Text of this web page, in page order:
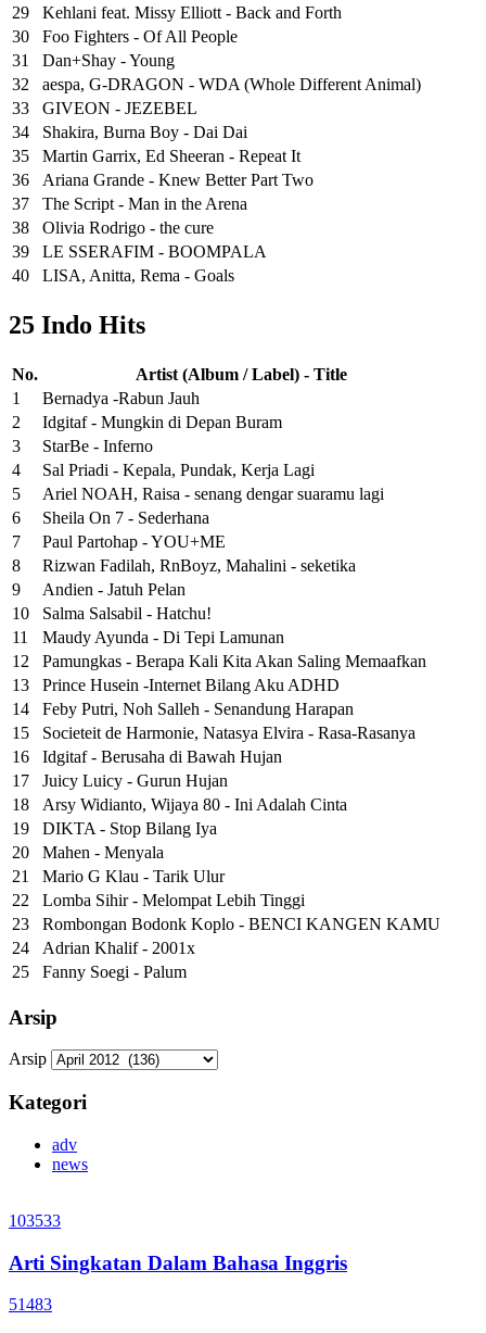
29
Kehlani feat. Missy Elliott - Back and Forth
30
Foo Fighters - Of All People
31
Dan+Shay - Young
32
aespa, G-DRAGON - WDA (Whole Different Animal)
33
GIVEON - JEZEBEL
34
Shakira, Burna Boy - Dai Dai
35
Martin Garrix, Ed Sheeran - Repeat It
36
Ariana Grande - Knew Better Part Two
37
The Script - Man in the Arena
38
Olivia Rodrigo - the cure
39
LE SSERAFIM - BOOMPALA
40
LISA, Anitta, Rema - Goals
25 Indo Hits
No.
Artist (Album / Label) - Title
1
Bernadya -Rabun Jauh
2
Idgitaf - Mungkin di Depan Buram
3
StarBe - Inferno
4
Sal Priadi - Kepala, Pundak, Kerja Lagi
5
Ariel NOAH, Raisa - senang dengar suaramu lagi
6
Sheila On 7 - Sederhana
7
Paul Partohap - YOU+ME
8
Rizwan Fadilah, RnBoyz, Mahalini - seketika
9
Andien - Jatuh Pelan
10
Salma Salsabil - Hatchu!
11
Maudy Ayunda - Di Tepi Lamunan
12
Pamungkas - Berapa Kali Kita Akan Saling Memaafkan
13
Prince Husein -Internet Bilang Aku ADHD
14
Feby Putri, Noh Salleh - Senandung Harapan
15
Societeit de Harmonie, Natasya Elvira - Rasa-Rasanya
16
Idgitaf - Berusaha di Bawah Hujan
17
Juicy Luicy - Gurun Hujan
18
Arsy Widianto, Wijaya 80 - Ini Adalah Cinta
19
DIKTA - Stop Bilang Iya
20
Mahen - Menyala
21
Mario G Klau - Tarik Ulur
22
Lomba Sihir - Melompat Lebih Tinggi
23
Rombongan Bodonk Koplo - BENCI KANGEN KAMU
24
Adrian Khalif - 2001x
25
Fanny Soegi - Palum
Arsip
Arsip
Kategori
adv
news
103533
Arti Singkatan Dalam Bahasa Inggris
51483